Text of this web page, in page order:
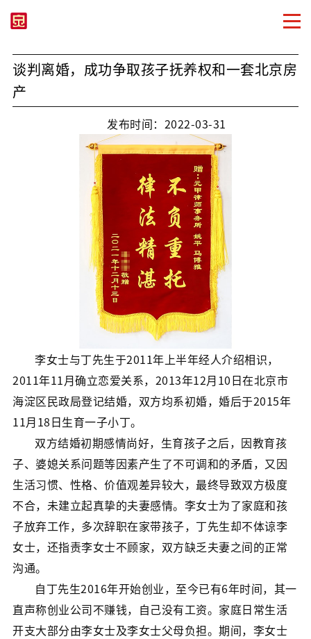
谈判离婚，成功争取孩子抚养权和一套北京房
产
发布时间：2022-03-31
李女士与丁先生于2011年上半年经人介绍相识，
2011年11月确立恋爱关系，2013年12月10日在北京市
海淀区民政局登记结婚，双方均系初婚，婚后于2015年
11月18日生育一子小丁。
双方结婚初期感情尚好，生育孩子之后，因教育孩
子、婆媳关系问题等因素产生了不可调和的矛盾，又因
生活习惯、性格、价值观差异较大，最终导致双方极度
不合，未建立起真挚的夫妻感情。李女士为了家庭和孩
子放弃工作，多次辞职在家带孩子，丁先生却不体谅李
女士，还指责李女士不顾家，双方缺乏夫妻之间的正常
沟通。
自丁先生2016年开始创业，至今已有6年时间，其一
直声称创业公司不赚钱，自己没有工资。家庭日常生活
开支大部分由李女士及李女士父母负担。期间，李女士